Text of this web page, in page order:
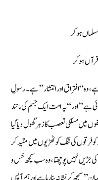
ہو کر
ہو کر
وہ “افتراق اور انتشار” ہے۔ رسولِ
ہے” اور “یہ امت ایک جسم کی مانند
میں مسلکی تعصب کا زہر گھول دیا گیا
کی تنگ کوٹھڑیوں میں مقید کر
جڑیں نہیں پوچھتا، وہ سب کچھ خس و